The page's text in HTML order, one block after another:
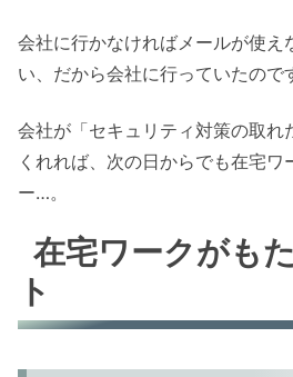
会社に行かなければメールが使え
い、だから会社に行っていたので
会社が「セキュリティ対策の取れ
くれれば、次の日からでも在宅ワ
ー…。
在宅ワークがも
ト